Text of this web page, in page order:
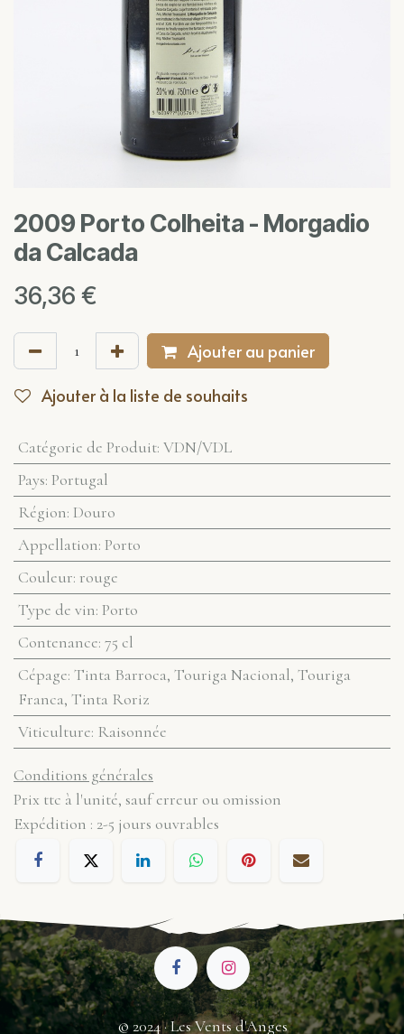
2009 Porto Colheita - Morgadio
da Calcada
36,36 €
Ajouter au panier
Ajouter à la liste de souhaits
Catégorie de Produit: VDN/VDL
Pays: Portugal
Région: Douro
Appellation: Porto
Couleur: rouge
Type de vin: Porto
Contenance: 75 cl
Cépage: Tinta Barroca, Touriga Nacional, Touriga
Franca, Tinta Roriz
Viticulture: Raisonnée
Conditions générales
Prix ttc à l'unité, sauf erreur ou omission
Expédition : 2-5 jours ouvrables
© 2024 · Les Vents d'Anges